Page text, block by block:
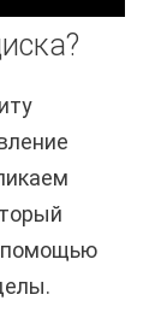
помощью